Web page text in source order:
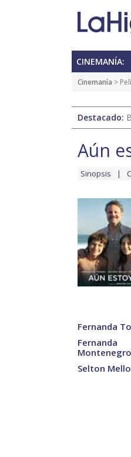
CINEMANÍA:
Cinemanía >
Destacado:
Aún
Sinopsis
Fernanda
Fernanda
Montenegro
Selton Mello